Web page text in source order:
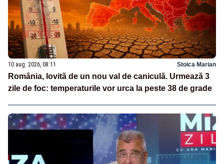
10 aug. 2026, 08:11 Stoica Marian
România, lovită de un nou val de caniculă. Urmează 3
zile de foc: temperaturile vor urca la peste 38 de grade